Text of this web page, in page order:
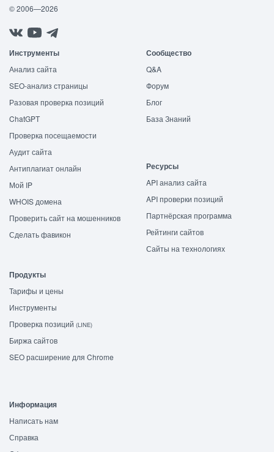
© 2006—2026
Инструменты
Анализ сайта
SEO-анализ страницы
Разовая проверка позиций
ChatGPT
Проверка посещаемости
Аудит сайта
Антиплагиат онлайн
Мой IP
WHOIS домена
Проверить сайт на мошенников
Сделать фавикон
Сообщество
Q&A
Форум
Блог
База Знаний
Ресурсы
API анализ сайта
API проверки позиций
Партнёрская программа
Рейтинги сайтов
Сайты на технологиях
Продукты
Тарифы и цены
Инструменты
Проверка позиций (LINE)
Биржа сайтов
SEO расширение для Chrome
Информация
Написать нам
Справка